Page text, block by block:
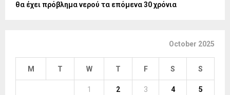
θα έχει πρόβλημα νερού τα επόμενα 30 χρόνια
October 2025
M T W T F S S
1 2 3 4 5